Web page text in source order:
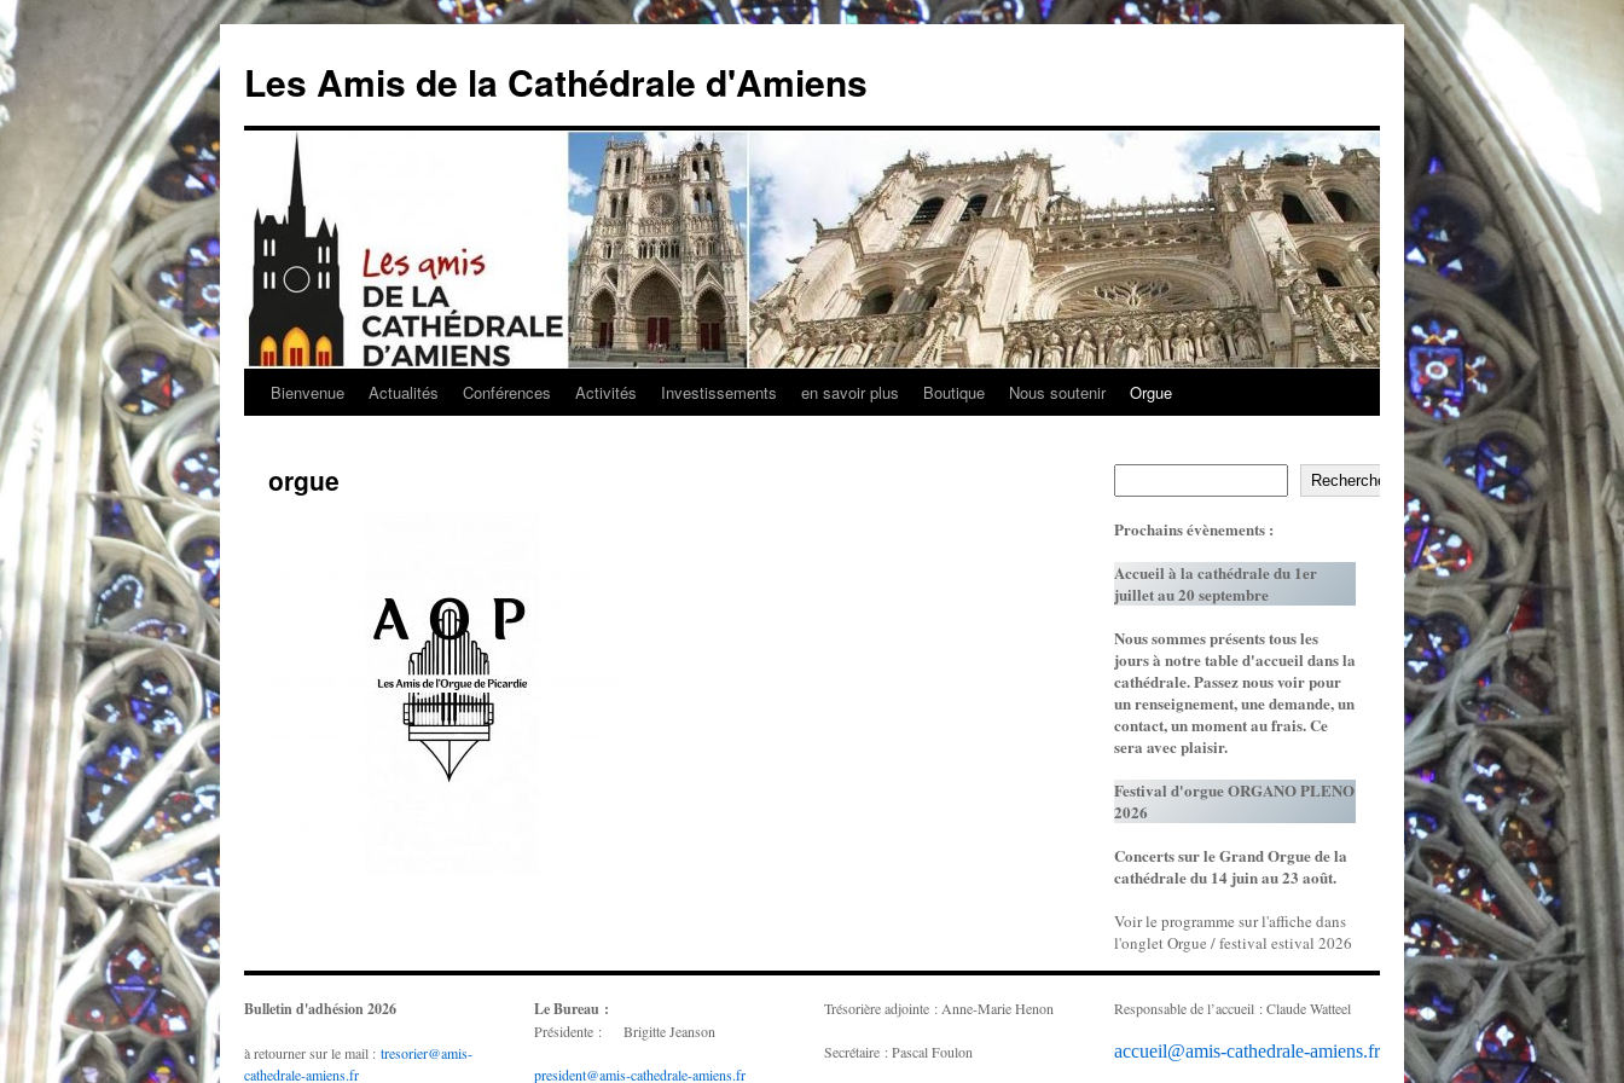
contenu
Les Amis de la Cathédrale d'Amiens
Bienvenue Actualités Conférences Activités Investissements en savoir plus Boutique Nous soutenir Orgue
orgue Recherche
Prochains évènements :
Accueil à la cathédrale du 1er
juillet au 20 septembre
Nous sommes présents tous les
jours à notre table d'accueil dans la
cathédrale. Passez nous voir pour
un renseignement, une demande, un
contact, un moment au frais. Ce
sera avec plaisir.
Festival d'orgue ORGANO PLENO
2026
Concerts sur le Grand Orgue de la
cathédrale du 14 juin au 23 août.
Voir le programme sur l'affiche dans
l'onglet Orgue / festival estival 2026
Bulletin d'adhésion 2026
à retourner sur le mail : tresorier@amis-
cathedrale-amiens.fr
Le Bureau :
Présidente : Brigitte Jeanson
president@amis-cathedrale-amiens.fr
Trésorière adjointe : Anne-Marie Henon
Secrétaire : Pascal Foulon
Responsable de l’accueil : Claude Watteel
accueil@amis-cathedrale-amiens.fr